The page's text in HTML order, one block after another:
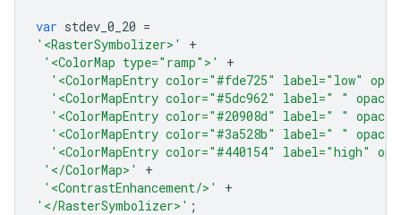
var stdev_0_20 =
'<RasterSymbolizer>'
+
'<ColorMap type="ramp">'
+
'<ColorMapEntry color="#fde725" label="low"
'<ColorMapEntry color="#5dc962" label=" "
'<ColorMapEntry color="#20908d" label=" "
'<ColorMapEntry color="#3a528b" label=" "
'<ColorMapEntry color="#440154" label="high"
'</ColorMap>'
+
'<ContrastEnhancement/>'
+
'</RasterSymbolizer>' ;